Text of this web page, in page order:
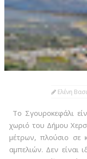
Ελένη
Το Σγουροκεφάλι
χωριό του Δήμου
μέτρων, πλούσιο σε
αμπελιών. Δεν είναι